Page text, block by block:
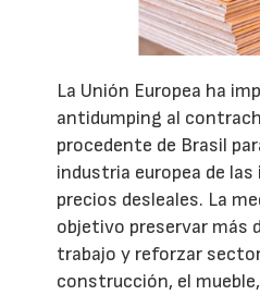
La Unión Europea ha
antidumping al
procedente de Brasil
industria europea de
precios desleales. La
objetivo preservar más
trabajo y reforzar
construcción, el